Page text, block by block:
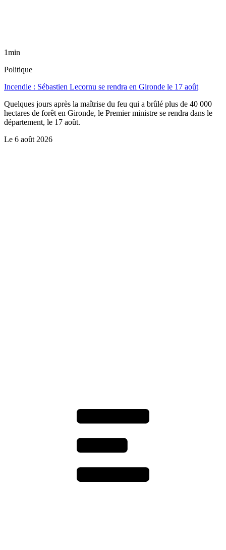
1min
Politique
Incendie : Sébastien Lecornu se rendra en Gironde le 17 août
Quelques jours après la maîtrise du feu qui a brûlé plus de 40 000
hectares de forêt en Gironde, le Premier ministre se rendra dans le
département, le 17 août.
Le 6 août 2026